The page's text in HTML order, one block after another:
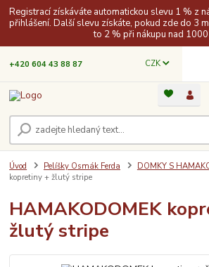
Registrací získáváte automatickou slevu 1 % z
přihlášení. Další slevu získáte, pokud zde do 3
to 2 % při nákupu nad 1000
CZK
+420 604 43 88 87
Úvod Pelíšky Osmák Ferda DOMKY S
kopretiny + žlutý stripe
HAMAKODOMEK
žlutý stripe